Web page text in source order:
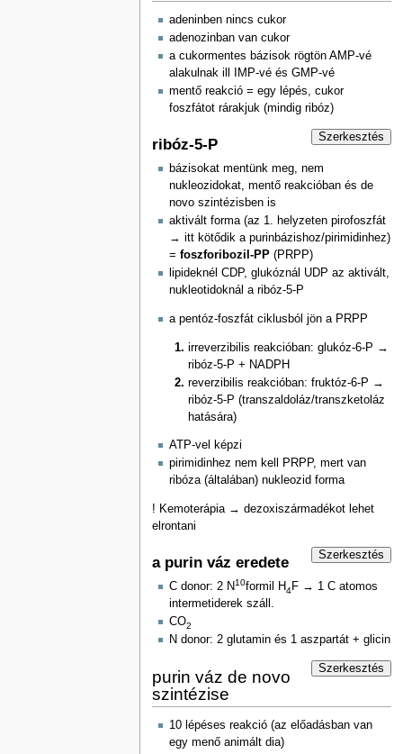
adeninben nincs cukor
adenozinban van cukor
a cukormentes bázisok rögtön AMP-vé
alakulnak ill IMP-vé és GMP-vé
mentő reakció = egy lépés, cukor
foszfátot rárakjuk (mindig ribóz)
Szerkesztés
ribóz-5-P
bázisokat mentünk meg, nem
nukleozidokat, mentő reakcióban és de
novo szintézisben is
aktivált forma (az 1. helyzeten pirofoszfát
→ itt kötődik a purinbázishoz/pirimidinhez)
= foszforibozil-PP(PRPP)
lipideknél CDP, glukóznál UDP az aktivált,
nukleotidoknál a ribóz-5-P
a pentóz-foszfát ciklusból jön a PRPP
irreverzibilis reakcióban: glukóz-6-P →
ribóz-5-P + NADPH
reverzibilis reakcióban: fruktóz-6-P →
ribóz-5-P (transzaldoláz/transzketoláz
hatására)
ATP-vel képzi
pirimidinhez nem kell PRPP, mert van
ribóza (általában) nukleozid forma
! Kemoterápia → dezoxiszármadékot lehet
elrontani
Szerkesztés
a purin váz eredete
C donor: 2 N10formil H4 F → 1 C atomos
intermetiderek száll.
CO2
N donor: 2 glutamin és 1 aszpartát + glicin
Szerkesztés
purin váz de novo
szintézise
10 lépéses reakció (az előadásban van
egy menő animált dia)